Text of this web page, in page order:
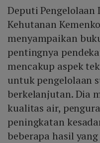
Deputi Pengelolaan
Kehutanan
menyampaikan
pentingnya
mencakup aspek
untuk pengelolaan
berkelanjutan. Dia
kualitas air,
peningkatan
beberapa hasil